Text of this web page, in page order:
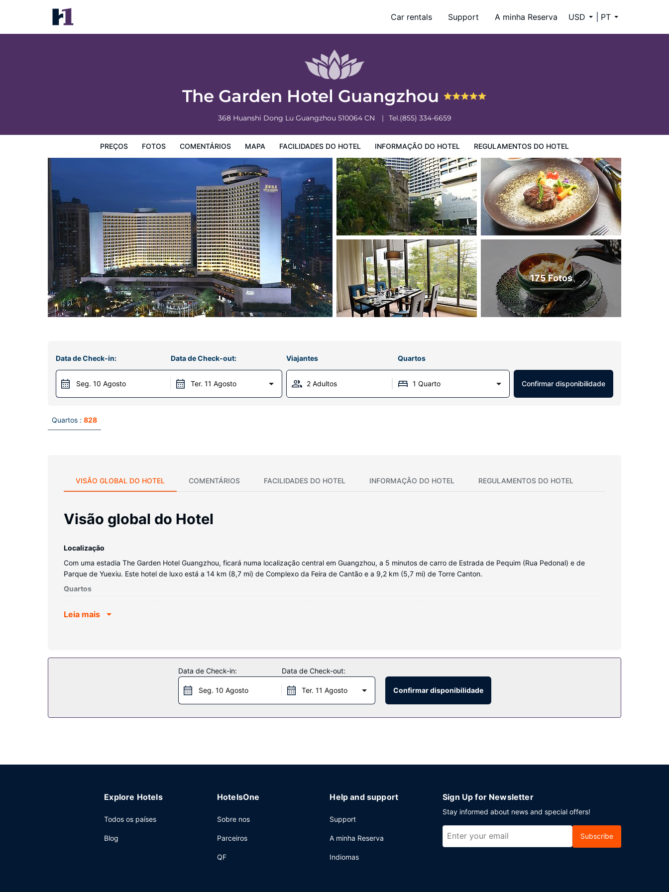
Car rentals Support A minha Reserva USD PT
The Garden Hotel Guangzhou
368 Huanshi Dong Lu Guangzhou 510064 CN Tel.(855) 334-6659
PREÇOS FOTOS COMENTÁRIOS MAPA FACILIDADES DO HOTEL INFORMAÇÃO DO HOTEL REGULAMENTOS DO HOTEL
The Garden Hotel Guangzhou
Preços Regulamentos do Hotel
175 Fotos
Data de Check-in:
Seg. 10 Agosto
Data de Check-out:
Ter. 11 Agosto
Viajantes Quartos
2 Adultos 1 Quarto Confirmar disponibilidade
Quartos : 828
VISÃO GLOBAL DO HOTEL COMENTÁRIOS FACILIDADES DO HOTEL INFORMAÇÃO DO HOTEL REGULAMENTOS DO HOTEL
Visão global do Hotel
Localização
Com uma estadia The Garden Hotel Guangzhou, ficará numa localização central em Guangzhou, a 5 minutos de carro de Estrada de Pequim (Rua Pedonal) e de
Parque de Yuexiu. Este hotel de luxo está a 14 km (8,7 mi) de Complexo da Feira de Cantão e a 9,2 km (5,7 mi) de Torre Canton.
Quartos
um polibã e uma banheira separados com um chuveiro fixo e secadores de cabelo. As comodidades incluem ainda telefone, além de cofres e de secretárias.
O hotel serve pequeno-almoços buffet durante a semana entre as 6:00 e as 10:30 e aos fins de semana entre as 6:00 e as 11:00, mediante uma sobretaxa.
Leia mais
Data de Check-in:
Seg. 10 Agosto
Data de Check-out:
Ter. 11 Agosto Confirmar disponibilidade
Explore Hotels
Todos os países
Blog
HotelsOne
Sobre nos
Parceiros
QF
Help and support
Support
A minha Reserva
Indiomas
Sign Up for Newsletter
Stay informed about news and special offers!
Subscribe